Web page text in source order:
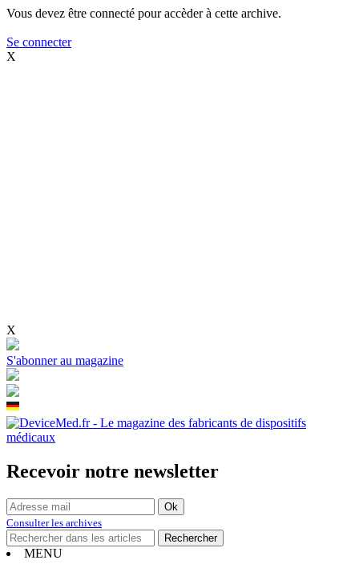
Vous devez être connecté pour accèder à cette archive.
Se connecter
X
X
S'abonner au magazine
Recevoir notre newsletter
Consulter les archives
MENU